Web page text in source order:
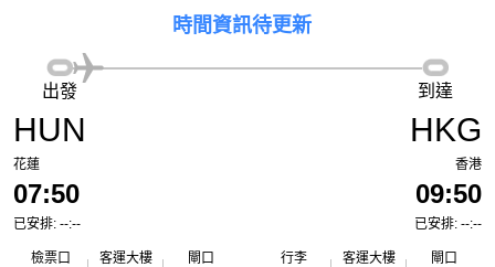
時間資訊待更新
HUN
花蓮
07:50
已安排: --:--
檢票口
客運大樓
閘口
出發 到達
HKG
香港
09:50
已安排: --:--
行李
客運大樓
閘口